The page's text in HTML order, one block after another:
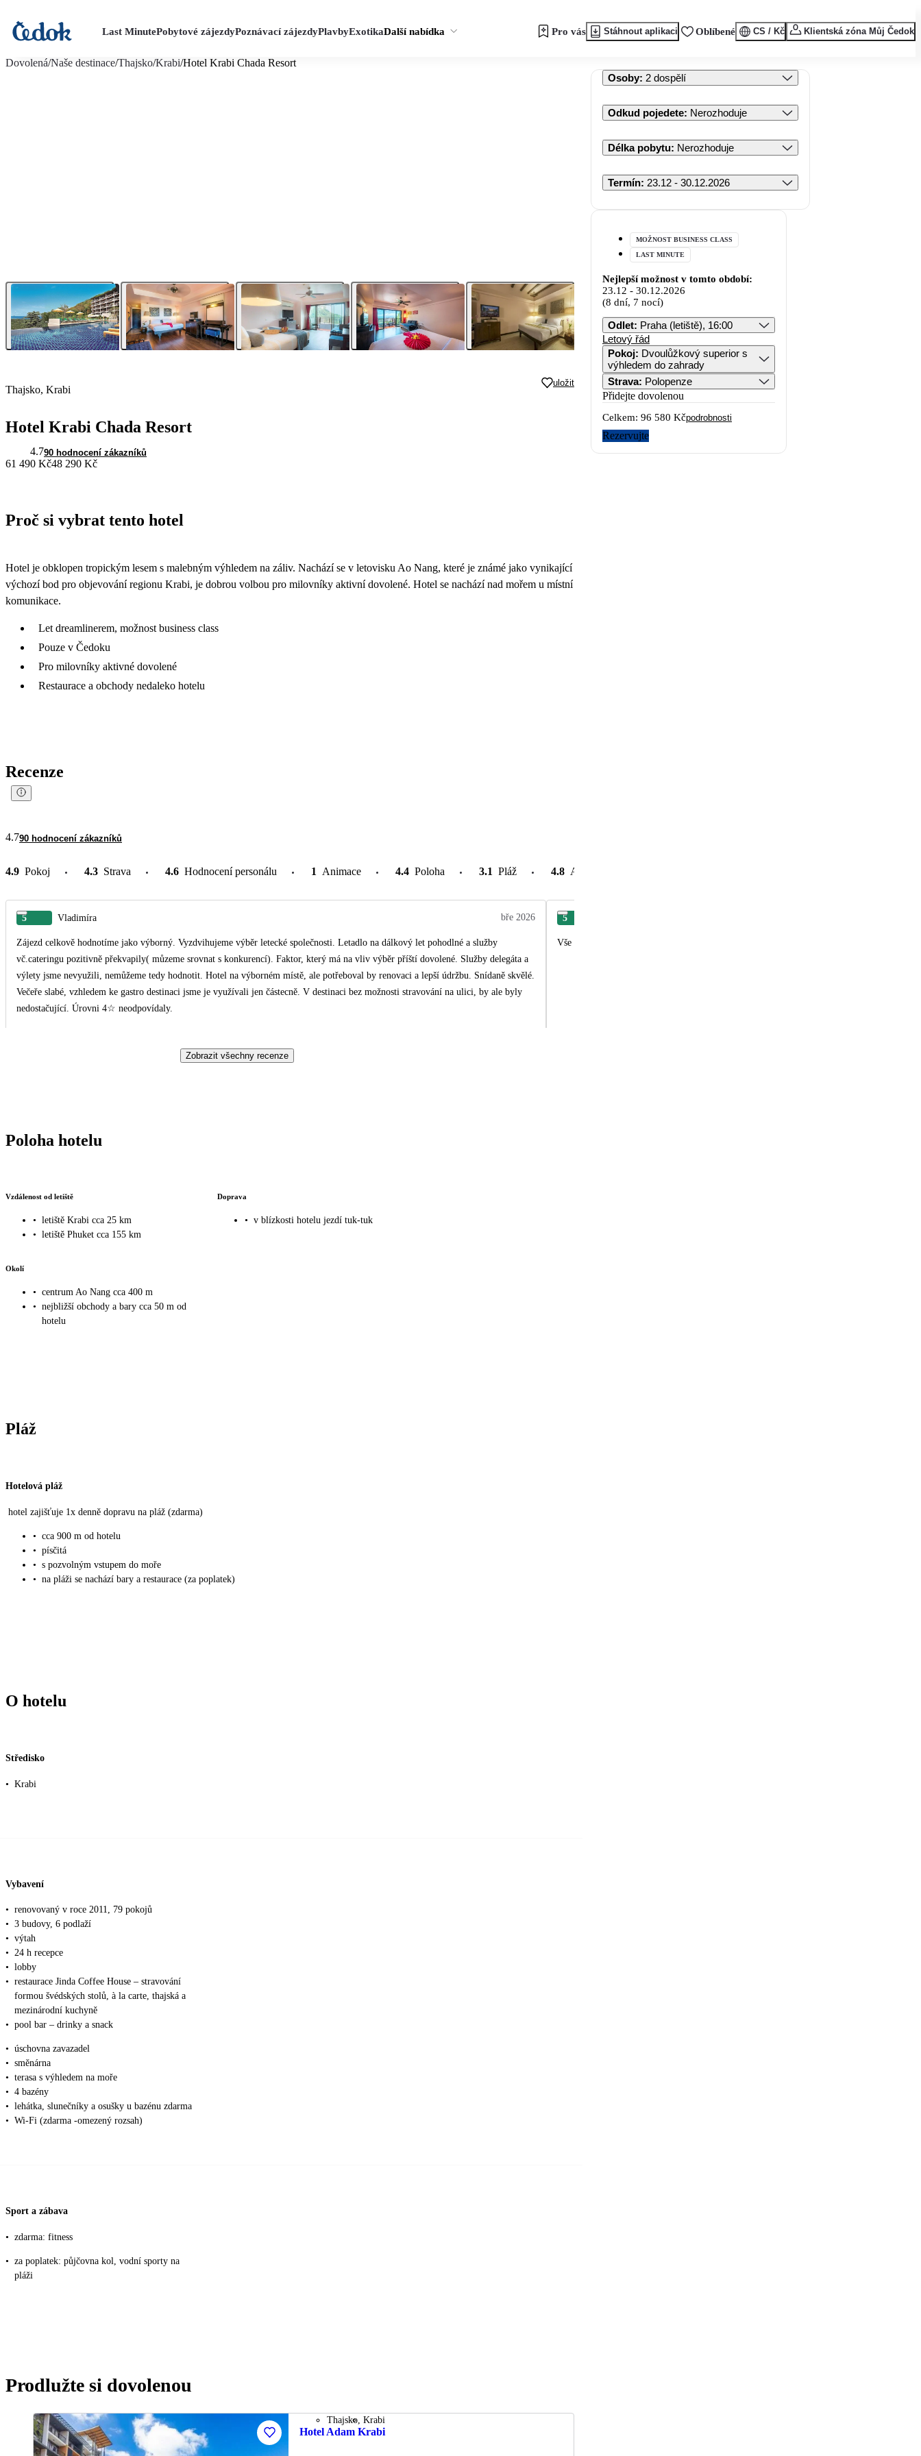
Last MinutePobytové zájezdyPoznávací zájezdyPlavbyExotikaDalší nabídka Pro vás Stáhnout aplikaci Oblíbené CS / Kč Klientská zóna Můj Čedok
Dovolená/Naše destinace/Thajsko/Krabi/Hotel Krabi Chada Resort
Thajsko, Krabi
uložit
Hotel Krabi Chada Resort
4.790 hodnocení zákazníků
61 490 Kč48 290 Kč
Proč si vybrat tento hotel
Hotel je obklopen tropickým lesem s malebným výhledem na záliv. Nachází se v letovisku Ao Nang, které je známé jako vynikající
výchozí bod pro objevování regionu Krabi, je dobrou volbou pro milovníky aktivní dovolené. Hotel se nachází nad mořem u místní
komunikace.
Let dreamlinerem, možnost business class
Pouze v Čedoku
Pro milovníky aktivné dovolené
Restaurace a obchody nedaleko hotelu
Recenze
4.790 hodnocení zákazníků
4.9 Pokoj 4.3 Strava 4.6 Hodnocení personálu 1 Animace 4.4 Poloha 3.1 Pláž 4.8 Atrakce v okolí
5 Vladimíra bře 2026
Zájezd celkově hodnotíme jako výborný. Vyzdvihujeme výběr letecké společnosti. Letadlo na dálkový let pohodlné a služby
vč.cateringu pozitivně překvapily( můzeme srovnat s konkurencí). Faktor, který má na vliv výběr příští dovolené. Služby delegáta a
výlety jsme nevyužili, nemůžeme tedy hodnotit. Hotel na výborném místě, ale potřeboval by renovaci a lepší údržbu. Snídaně skvělé.
Večeře slabé, vzhledem ke gastro destinaci jsme je využívali jen částecně. V destinaci bez možnosti stravování na ulici, by ale byly
nedostačující. Úrovni 4☆ neodpovídaly.
5
Vše co jsme očekávali vyšlo. Něco dobré, něco slabší (večeře). Jinak Krabi úžasné. Byli
Zobrazit všechny recenze
Poloha hotelu
Vzdálenost od letiště
• letiště Krabi cca 25 km
• letiště Phuket cca 155 km
Doprava
• v blízkosti hotelu jezdí tuk-tuk
Okolí
• centrum Ao Nang cca 400 m
• nejbližší obchody a bary cca 50 m od
hotelu
Pláž
Hotelová pláž
hotel zajišťuje 1x denně dopravu na pláž (zdarma)
• cca 900 m od hotelu
• písčitá
• s pozvolným vstupem do moře
• na pláži se nachází bary a restaurace (za poplatek)
O hotelu
Středisko
• Krabi
Vybavení
• renovovaný v roce 2011, 79 pokojů
• 3 budovy, 6 podlaží
• výtah
• 24 h recepce
• lobby
• restaurace Jinda Coffee House – stravování
formou švédských stolů, à la carte, thajská a
mezinárodní kuchyně
• pool bar – drinky a snack
• úschovna zavazadel
• směnárna
• terasa s výhledem na moře
• 4 bazény
• lehátka, slunečníky a osušky u bazénu zdarma
• Wi-Fi (zdarma -omezený rozsah)
Sport a zábava
• zdarma: fitness
• za poplatek: půjčovna kol, vodní sporty na
pláži
Prodlužte si dovolenou
Thajsko Krabi
Hotel Adam Krabi
Osoby: 2 dospělí
Odkud pojedete: Nerozhoduje
Délka pobytu: Nerozhoduje
Termín: 23.12 - 30.12.2026
MOŽNOST BUSINESS CLASS
LAST MINUTE
Nejlepší možnost v tomto období:
23.12 - 30.12.2026
(8 dní, 7 nocí)
Odlet: Praha (letiště), 16:00
Letový řád
Pokoj: Dvoulůžkový superior s
výhledem do zahrady
Strava: Polopenze
Přidejte dovolenou
Celkem: 96 580 Kčpodrobnosti
Rezervujte